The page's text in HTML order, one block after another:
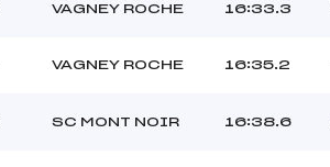
VAGNEY ROCHE 16:33.3
VAGNEY ROCHE 16:35.2
SC MONT NOIR 16:38.6